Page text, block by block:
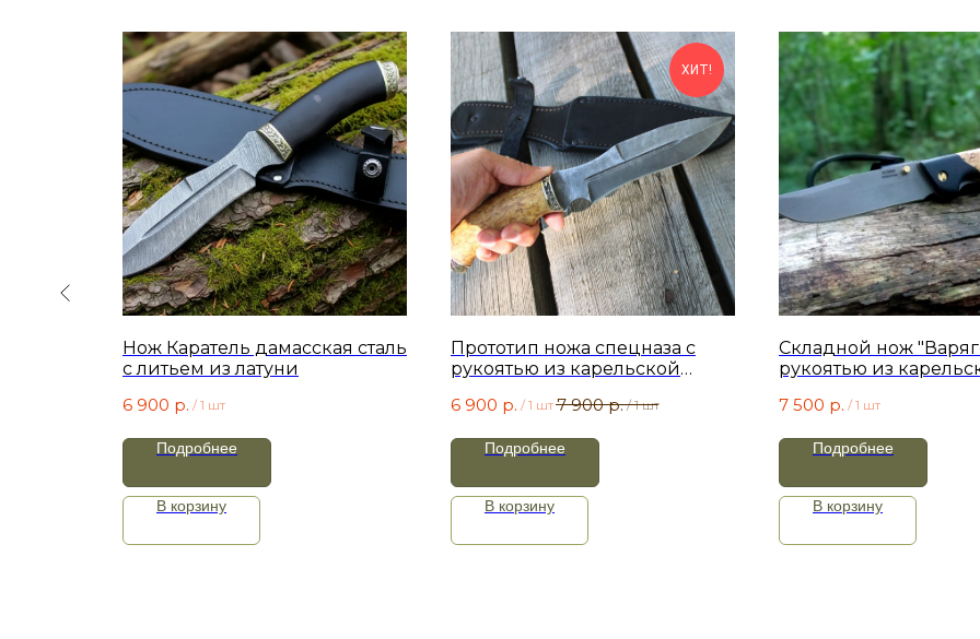
Нож Каратель дамасская сталь
с литьем из латуни
6 900 р. / 1 шт
Подробнее
В корзину
ХИТ!
Прототип ножа спецназа с
рукоятью из карельской
мельхиора. Длина 165 мм.
6 900 р. / 1 шт 7 900 р. / 1 шт
Подробнее
В корзину
Складной нож
рукоятью из
7 500 р. / 1 шт
Подробнее
В корзину